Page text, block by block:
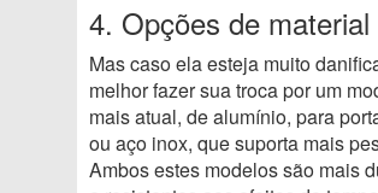
4. Opções de material
Mas caso ela esteja muito
melhor fazer sua troca por um
mais atual, de alumínio, para
ou aço inox, que suporta mais
Ambos estes modelos são mais